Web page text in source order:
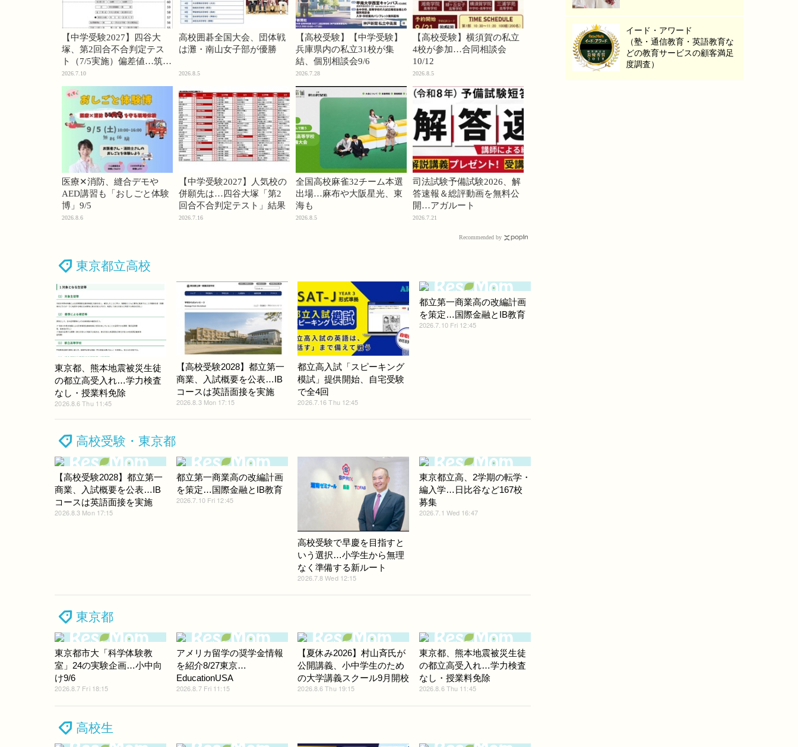
【中学受験2027】四谷大
塚、第2回合不合判定テス
ト（7/5実施）偏差値…筑駒
74・桜蔭70＜PR＞
2026.7.10
高校囲碁全国大会、団体戦
は灘・南山女子部が優勝
2026.8.5
【高校受験】【中学受験】
兵庫県内の私立31校が集
結、個別相談会9/6
2026.7.28
【高校受験】横須賀の私立
4校が参加…合同相談会
10/12
2026.8.5
医療✕消防、縫合デモや
AED講習も「おしごと体験
博」9/5
2026.8.6
【中学受験2027】人気校の
併願先は…四谷大塚「第2
回合不合判定テスト」結果
2026.7.16
全国高校麻雀32チーム本選
出場…麻布や大阪星光、東
海も
2026.8.5
司法試験予備試験2026、解
答速報＆総評動画を無料公
開…アガルート
2026.7.21
Recommended by
東京都立高校
東京都、熊本地震被災生徒
の都立高受入れ…学力検査
なし・授業料免除
2026.8.6 Thu 11:45
【高校受験2028】都立第一
商業、入試概要を公表…IB
コースは英語面接を実施
2026.8.3 Mon 17:15
都立高入試「スピーキング
模試」提供開始、自宅受験
で全4回
2026.7.16 Thu 12:45
都立第一商業高の改編計画
を策定…国際金融とIB教育
2026.7.10 Fri 12:45
高校受験・東京都
【高校受験2028】都立第一
商業、入試概要を公表…IB
コースは英語面接を実施
2026.8.3 Mon 17:15
都立第一商業高の改編計画
を策定…国際金融とIB教育
2026.7.10 Fri 12:45
高校受験で早慶を目指すと
いう選択…小学生から無理
なく準備する新ルート
2026.7.8 Wed 12:15
東京都立高、2学期の転学・
編入学…日比谷など167校
募集
2026.7.1 Wed 16:47
東京都
東京都市大「科学体験教
室」24の実験企画…小中向
け9/6
2026.8.7 Fri 18:15
アメリカ留学の奨学金情報
を紹介8/27東京…
EducationUSA
2026.8.7 Fri 11:15
【夏休み2026】村山斉氏が
公開講義、小中学生のため
の大学講義スクール9月開校
2026.8.6 Thu 19:15
東京都、熊本地震被災生徒
の都立高受入れ…学力検査
なし・授業料免除
2026.8.6 Thu 11:45
高校生
イード・アワード
（塾・通信教育・英語教育な
どの教育サービスの顧客満足
度調査）